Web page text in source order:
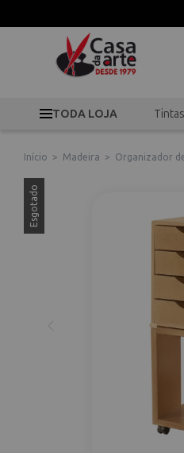
TODA LOJA Tintas
Início > Madeira > Organizador
Esgotado